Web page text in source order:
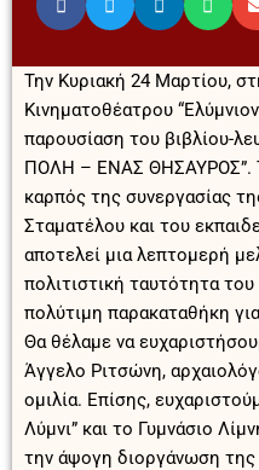
Την Κυριακή 24 Μαρτίου,
Κινηματοθέατρου
παρουσίαση του βιβλίου-
ΠΟΛΗ – ΕΝΑΣ ΘΗΣΑΥΡΟΣ”.
καρπός της συνεργασίας
Σταματέλου και του
αποτελεί μια λεπτομερή
πολιτιστική ταυτότητα
πολύτιμη παρακαταθήκη
Θα θέλαμε να
Άγγελο Ριτσώνη,
ομιλία. Επίσης,
Λύμνι” και το Γυμνάσιο
την άψογη διοργάνωση της